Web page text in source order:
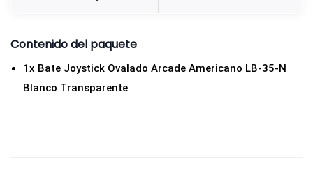
Contenido del paquete
1x Bate Joystick Ovalado Arcade Americano LB-35-N
Blanco Transparente